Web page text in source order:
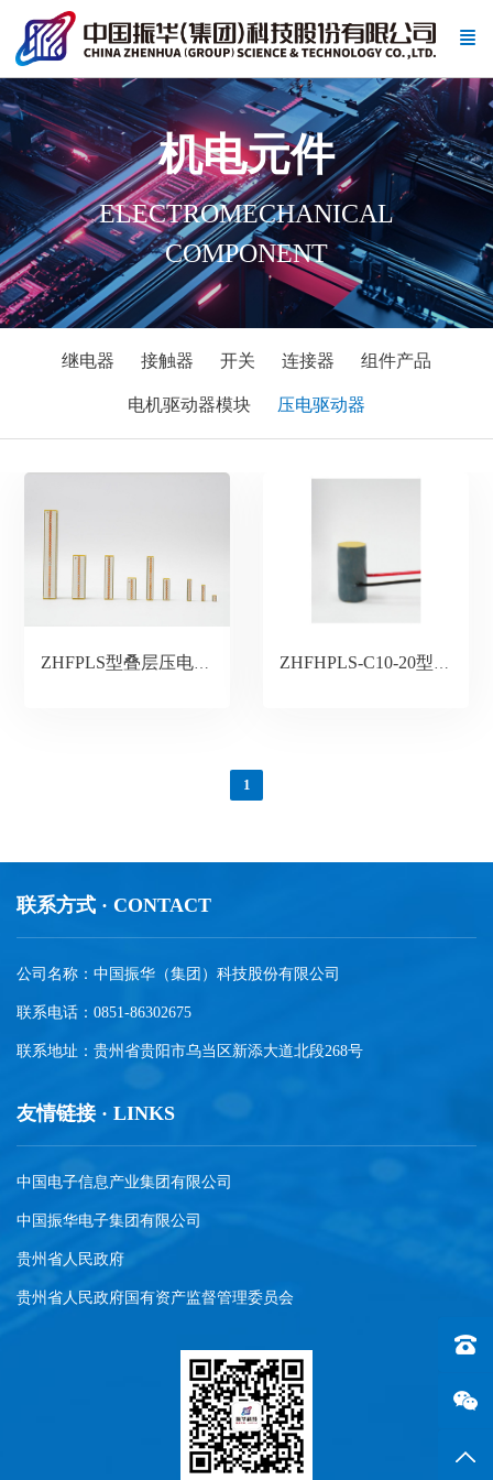
机电元件
ELECTROMECHANICAL
COMPONENT
继电器 接触器 开关 连接器 组件产品
电机驱动器模块 压电驱动器
ZHFPLS型叠层压电驱动器 ZHFHPLS-C10-20型高压型压电驱动器
1
联系方式 · CONTACT
公司名称：中国振华（集团）科技股份有限公司
联系电话：0851-86302675
联系地址：贵州省贵阳市乌当区新添大道北段268号
友情链接 · LINKS
中国电子信息产业集团有限公司
中国振华电子集团有限公司
贵州省人民政府
贵州省人民政府国有资产监督管理委员会
联系
返回